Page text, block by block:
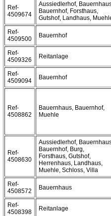
Ref-
4509674
Aussiedlerhof,
Bauernhof, Forsthaus,
Gutshof, Landhaus,
Ref-
4509500
Bauernhof
Ref-
4509326
Reitanlage
Ref-
4509094
Bauernhof
Ref-
4508862
Bauernhaus, Bauernhof,
Muehle
Ref-
4508630
Aussiedlerhof,
Bauernhof, Burg,
Forsthaus, Gutshof,
Herrenhaus, Landhaus,
Muehle, Schloss, Villa
Ref-
4508572
Bauernhaus
Ref-
4508398
Reitanlage